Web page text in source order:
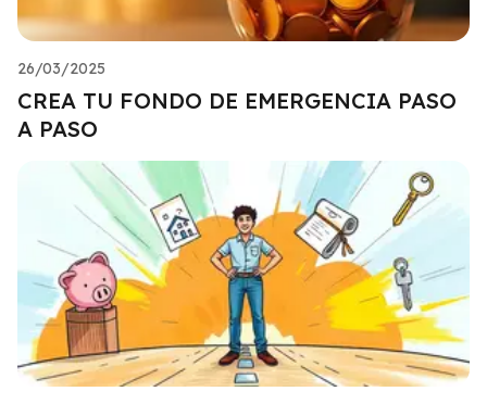
26/03/2025
CREA TU FONDO DE EMERGENCIA PASO
A PASO